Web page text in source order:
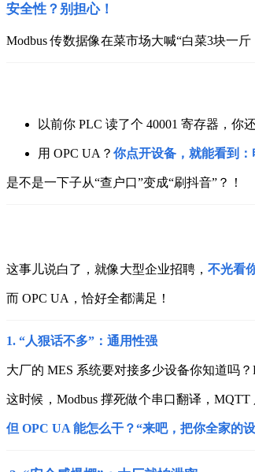
安全性？别担心！
Modbus 传数据像在菜市场大喊“白菜3块一斤
以前你 PLC 读了个 40001 寄存器，你
用 OPC UA？ 你点开设备，就能看到：
是不是一下子从“查户口”变成“刷抖音”？！
这事儿说白了，就像大型企业招聘， 不光看
而 OPC UA，恰好全都满足！
1. “人狠话不多”：通用性强
大厂的 MES 系统要对接多少设备你知道吗？
这时候，Modbus 撑死做个串口翻译，MQTT
但 OPC UA 能怎么干？“来吧，把你全家的